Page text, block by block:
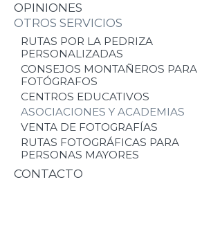
NORUEGA
CURSO PAISAJE Y NOCTURNA +
TREKKING
OTOÑO EN PIRINEOS
OTOÑO Y MACRO ENTRE SEMANA
- ABEDULAR CANENCIA
MACRO Y OTOÑO (OM SYSTEM)
CELO DE LA CABRA + AMANECER
LAPONIA FINLANDESA Y
AURORAS BOREALES
ASÍ SON NUESTROS TREKKINGS
PLANETA PEDRIZA
INSTAGRAM DANI SANZ
LAPONIA FINLANDESA
NORUEGA
FOTO-TRANSPIRENAICA
OPINIONES
OTROS SERVICIOS
RUTAS POR LA PEDRIZA
PERSONALIZADAS
CONSEJOS MONTAÑEROS PARA
FOTÓGRAFOS
CENTROS EDUCATIVOS
ASOCIACIONES Y ACADEMIAS
VENTA DE FOTOGRAFÍAS
RUTAS FOTOGRÁFICAS PARA
PERSONAS MAYORES
CONTACTO